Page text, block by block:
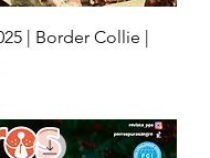
| Border Collie |